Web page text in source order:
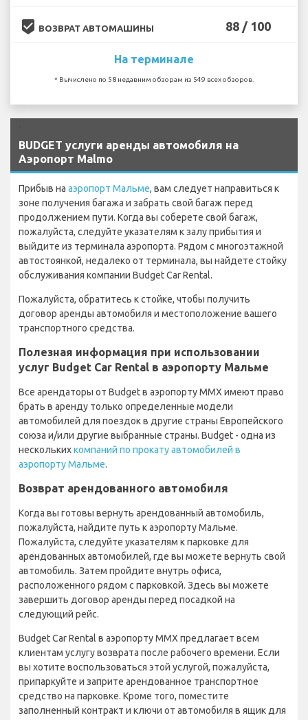
beenhere ВОЗВРАТ АВТОМАШИНЫ 88 / 100
На терминале
* Вычислено по 58 недавним обзорам из 549 всех обзоров.
BUDGET услуги аренды автомобиля на
Аэропорт Malmo
Прибыв на аэропорт Мальме, вам следует направиться к
зоне получения багажа и забрать свой багаж перед
продолжением пути. Когда вы соберете свой багаж,
пожалуйста, следуйте указателям к залу прибытия и
выйдите из терминала аэропорта. Рядом с многоэтажной
автостоянкой, недалеко от терминала, вы найдете стойку
обслуживания компании Budget Car Rental.
Пожалуйста, обратитесь к стойке, чтобы получить
договор аренды автомобиля и местоположение вашего
транспортного средства.
Полезная информация при использовании
услуг Budget Car Rental в аэропорту Мальме
Все арендаторы от Budget в аэропорту MMX имеют право
брать в аренду только определенные модели
автомобилей для поездок в другие страны Европейского
союза и/или другие выбранные страны. Budget - одна из
несколькихкомпаний по прокату автомобилей в
аэропорту Мальме.
Возврат арендованного автомобиля
Когда вы готовы вернуть арендованный автомобиль,
пожалуйста, найдите путь к аэропорту Мальме.
Пожалуйста, следуйте указателям к парковке для
арендованных автомобилей, где вы можете вернуть свой
автомобиль. Затем пройдите внутрь офиса,
расположенного рядом с парковкой. Здесь вы можете
завершить договор аренды перед посадкой на
следующий рейс.
Budget Car Rental в аэропорту MMX предлагает всем
клиентам услугу возврата после рабочего времени. Если
вы хотите воспользоваться этой услугой, пожалуйста,
припаркуйте и заприте арендованное транспортное
средство на парковке. Кроме того, поместите
заполненный контракт и ключи от автомобиля в ящик для